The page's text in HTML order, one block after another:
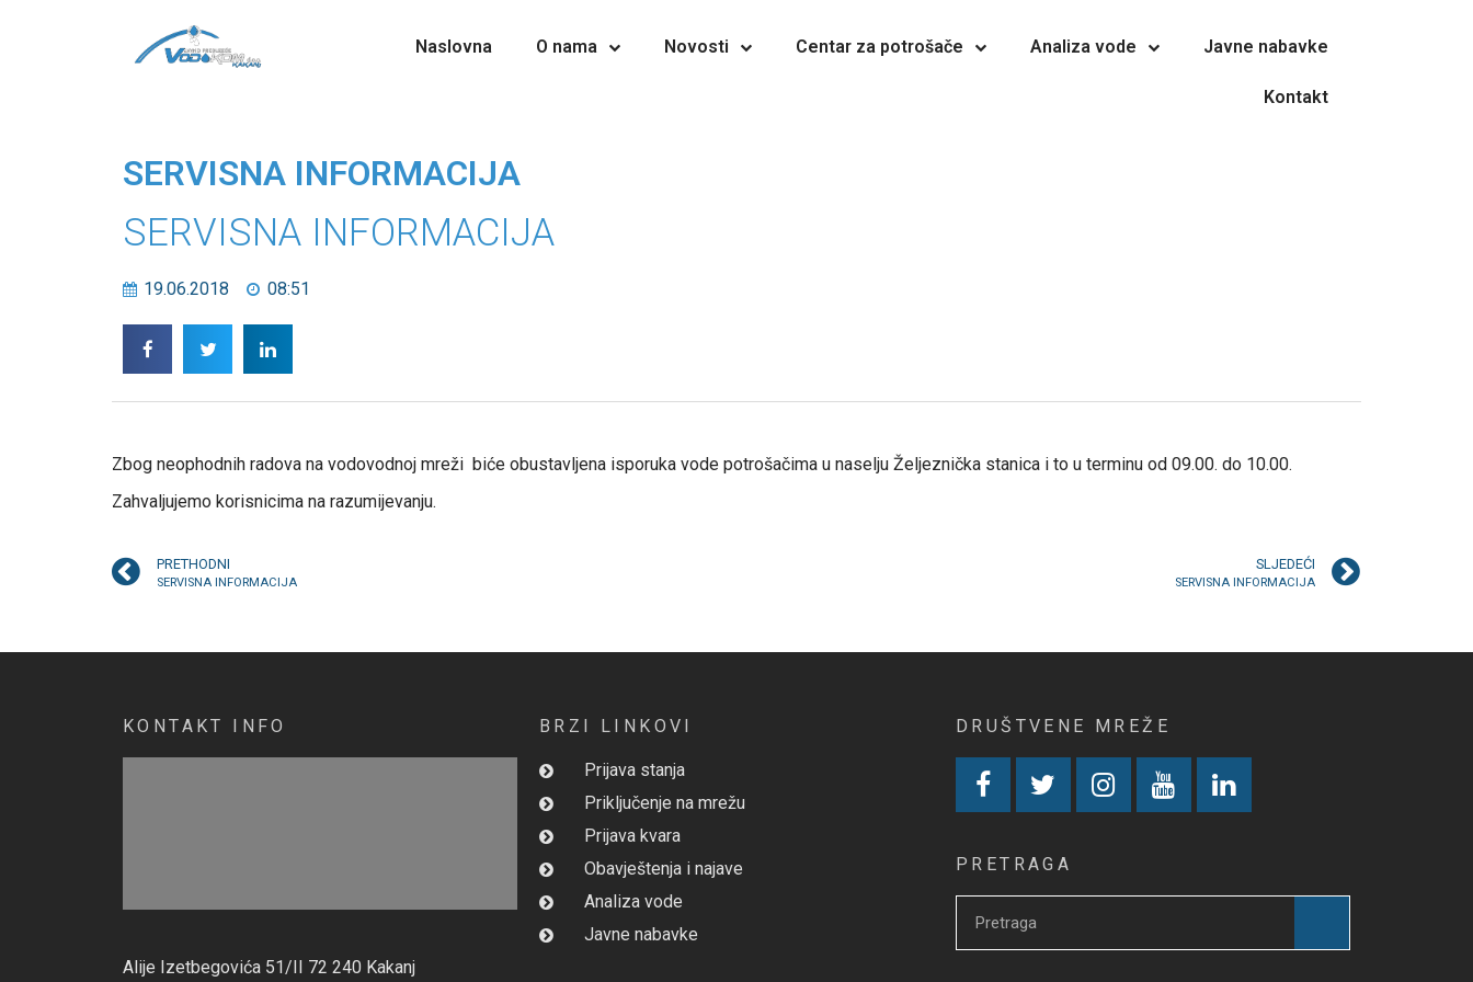
Naslovna O nama Novosti Centar za potrošače Analiza vode Javne nabavke
Kontakt
SERVISNA INFORMACIJA
SERVISNA INFORMACIJA
19.06.2018 08:51
Zbog neophodnih radova na vodovodnoj mreži biće obustavljena isporuka vode potrošačima u naselju Željeznička stanica i to u terminu od 09.00. do 10.00.
Zahvaljujemo korisnicima na razumijevanju.
PRETHODNI
SERVISNA INFORMACIJA
SLJEDEĆI
SERVISNA INFORMACIJA
KONTAKT INFO
Alije Izetbegovića 51/II 72 240 Kakanj
BRZI LINKOVI
Prijava stanja
Priključenje na mrežu
Prijava kvara
Obavještenja i najave
Analiza vode
Javne nabavke
DRUŠTVENE MREŽE
PRETRAGA